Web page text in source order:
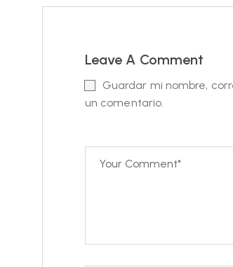
Leave A Comment
Guardar mi nombre,
un comentario.